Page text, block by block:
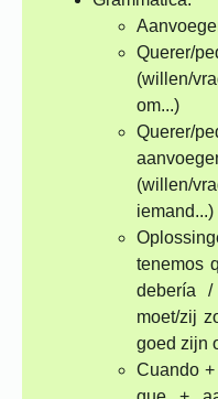
Querer/
(willen/
om...)
Querer/
(willen/
iemand...)
tenemos
debería
moet/zij
goed zijn
Cuando